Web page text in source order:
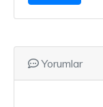
Yorumlar